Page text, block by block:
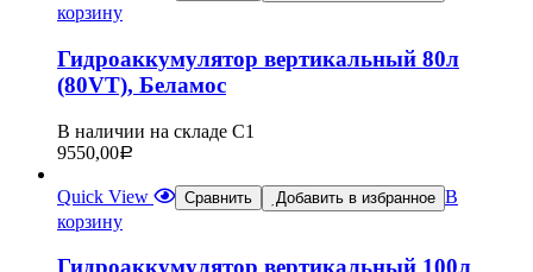
корзину
Гидроаккумулятор вертикальный 80л
(80VT), Беламос
В наличии на складе С1
9550,00Р
Quick View Сравнить Добавить в избранное В
корзину